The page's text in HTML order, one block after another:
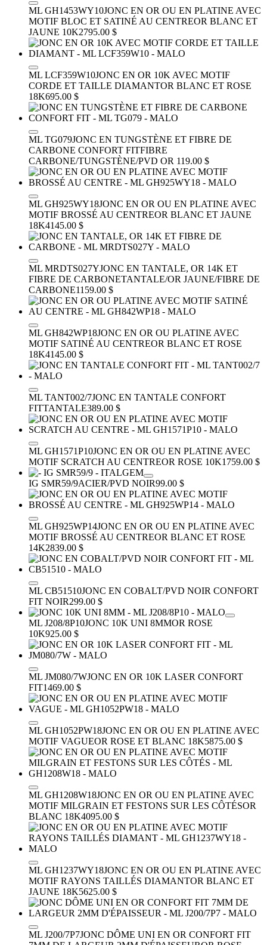
ML GH1453WY10JONC EN OR OU EN PLATINE AVEC
MOTIF BLOC ET SATINÉ AU CENTREOR BLANC ET
JAUNE 10K2795.00 $
ML LCF359W10JONC EN OR 10K AVEC MOTIF
CORDE ET TAILLE DIAMANTOR BLANC ET ROSE
18K695.00 $
ML TG079JONC EN TUNGSTÈNE ET FIBRE DE
CARBONE CONFORT FITFIBRE
CARBONE/TUNGSTÈNE/PVD OR 119.00 $
ML GH925WY18JONC EN OR OU EN PLATINE AVEC
MOTIF BROSSÉ AU CENTREOR BLANC ET JAUNE
18K4145.00 $
ML MRDTS027YJONC EN TANTALE, OR 14K ET
FIBRE DE CARBONETANTALE/OR JAUNE/FIBRE DE
CARBONE1159.00 $
ML GH842WP18JONC EN OR OU PLATINE AVEC
MOTIF SATINÉ AU CENTREOR BLANC ET ROSE
18K4145.00 $
ML TANT002/7JONC EN TANTALE CONFORT
FITTANTALE389.00 $
ML GH1571P10JONC EN OR OU EN PLATINE AVEC
MOTIF SCRATCH AU CENTREOR ROSE 10K1759.00 $
IG SMR59/9ACIER/PVD NOIR99.00 $
ML GH925WP14JONC EN OR OU EN PLATINE AVEC
MOTIF BROSSÉ AU CENTREOR BLANC ET ROSE
14K2839.00 $
ML CB51510JONC EN COBALT/PVD NOIR CONFORT
FIT NOIR299.00 $
ML J208/8P10JONC 10K UNI 8MMOR ROSE
10K925.00 $
ML JM080/7WJONC EN OR 10K LASER CONFORT
FIT1469.00 $
ML GH1052PW18JONC EN OR OU EN PLATINE AVEC
MOTIF VAGUEOR ROSE ET BLANC 18K5875.00 $
ML GH1208W18JONC EN OR OU EN PLATINE AVEC
MOTIF MILGRAIN ET FESTONS SUR LES CÔTÉSOR
BLANC 18K4095.00 $
ML GH1237WY18JONC EN OR OU EN PLATINE AVEC
MOTIF RAYONS TAILLÉS DIAMANTOR BLANC ET
JAUNE 18K5625.00 $
ML J200/7P7JONC DÔME UNI EN OR CONFORT FIT